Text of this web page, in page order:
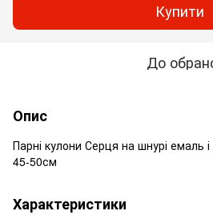
Купити
До
Опис
Парні кулони Серця на шнурі емаль
45-50см
Характеристики